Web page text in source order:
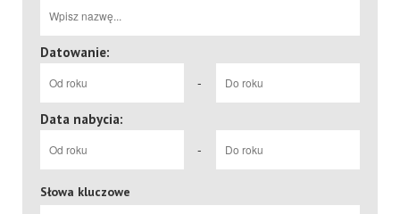
Datowanie:
-
Data nabycia:
-
Słowa kluczowe